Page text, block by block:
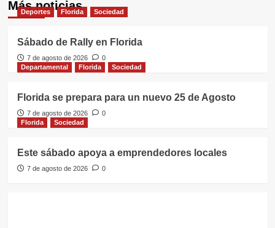
Más noticias
Deportes Florida Sociedad
Sábado de Rally en Florida
7 de agosto de 2026
0
Departamental
Florida Sociedad
Florida se prepara para un nuevo 25 de Agosto
7 de agosto de 2026
0
Florida
Sociedad
Este sábado apoya a emprendedores locales
7 de agosto de 2026 0